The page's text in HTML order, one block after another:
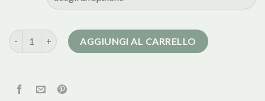
cappotto donna con pelliccia quantità
AGGIUNGI AL CARRELLO